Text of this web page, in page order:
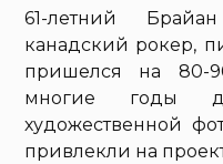
61-летний
канадский рокер,
пришелся на 80-
многие годы
художественной
привлекли на